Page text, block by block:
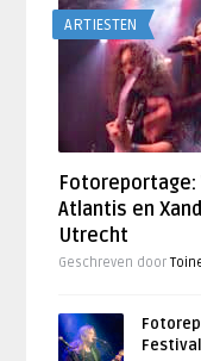
ARTIESTEN
Atlantis en
Utrecht
Geschreven door